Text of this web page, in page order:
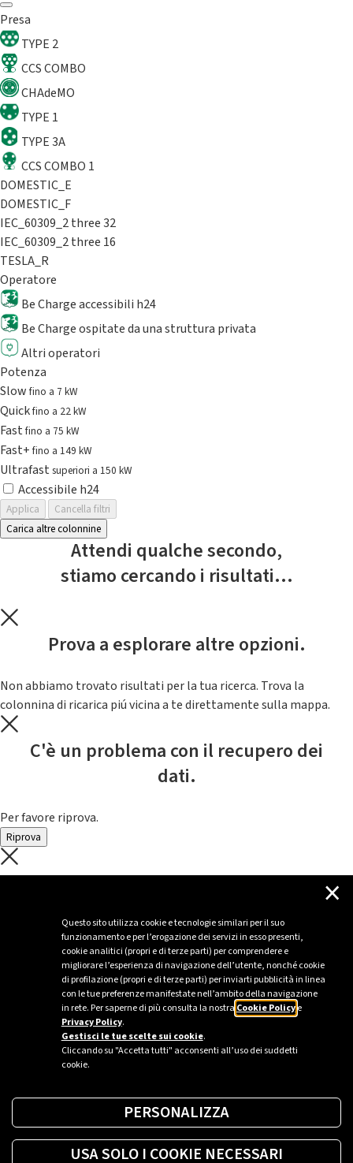
Questo sito utilizza cookie e tecnologie similari per il suo
funzionamento e per l’erogazione dei servizi in esso presenti,
cookie analitici (propri e di terze parti) per comprendere e
migliorare l’esperienza di navigazione dell’utente, nonché cookie
di profilazione (propri e di terze parti) per inviarti pubblicità in linea
con le tue preferenze manifestate nell’ambito della navigazione
in rete. Per saperne di più consulta la nostra Cookie Policye
Privacy Policy.
Gestisci le tue scelte sui cookie.
Cliccando su "Accetta tutti" acconsenti all’uso dei suddetti
cookie.
×
PERSONALIZZA
USA SOLO I COOKIE NECESSARI
Presa
TYPE 2
CCS COMBO
CHAdeMO
TYPE 1
TYPE 3A
CCS COMBO 1
DOMESTIC_E
DOMESTIC_F
IEC_60309_2 three 32
IEC_60309_2 three 16
TESLA_R
Operatore
Be Charge accessibili h24
Be Charge ospitate da una struttura privata
Altri operatori
Potenza
Slowfino a 7 kW
Quickfino a 22 kW
Fastfino a 75 kW
Fast+fino a 149 kW
Ultrafast superiori a 150 kW
Accessibile h24
Applica
Cancella filtri
Carica altre colonnine
Attendi qualche secondo,
stiamo cercando i risultati...
Prova a esplorare altre opzioni.
Non abbiamo trovato risultati per la tua ricerca. Trova la
colonnina di ricarica piú vicina a te direttamente sulla mappa.
C'è un problema con il recupero dei
dati.
Per favore riprova.
Riprova
C'è un problema con il recupero dei
Per favore riprova piú tardi
Sei un’azienda o una PA?
Trova la soluzione più giusta per te.
Richiedi una colonnina